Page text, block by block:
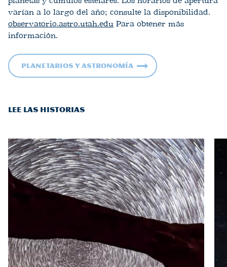
varían a lo largo del año; consulte la disponibilidad.
observatorio.astro.utah.edu Para obtener más
información.
Planetarios y astronomía
LEE LAS HISTORIAS